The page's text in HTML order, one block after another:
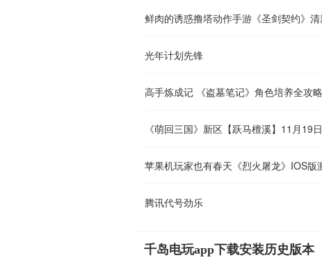
鲜肉的诱惑撸塔动作手游《圣剑契约》
光年计划先锋
高手炼成记 《盗墓笔记》角色培养全攻略
《萌回三国》新区【跃马檀溪】11月19
苹果机玩家也有春天《烈火屠龙》IOS版
腾讯代号劲乐
千岛电玩app下载安装历史版本